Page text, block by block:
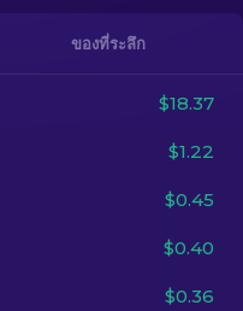
ของที่ระลึก
$18.37
$1.22
$0.45
$0.40
$0.36